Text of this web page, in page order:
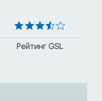
Рейтинг GSL